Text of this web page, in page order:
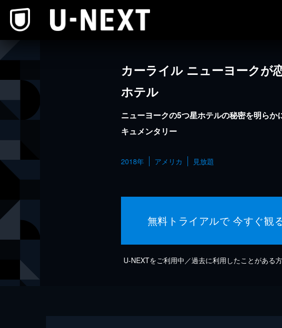
カーライル ニューヨークが
ホテル
ニューヨークの5つ星ホテルの秘密を明らか
キュメンタリー
2018年 アメリカ 見放題
無料トライアルで 今すぐ観
U-NEXTをご利用中／過去に利用したことがある